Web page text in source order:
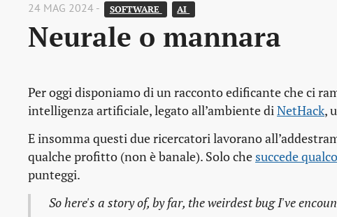
24 MAG 2024 - SOFTWARE AI
Neurale o mannara
Per oggi disponiamo di un racconto edificante che ci
intelligenza artificiale, legato all’ambiente diNetHack,
E insomma questi due ricercatori lavorano
qualche profitto (non è banale). Solo che succede
punteggi.
So here's a story of, by far, the weirdest bug I've